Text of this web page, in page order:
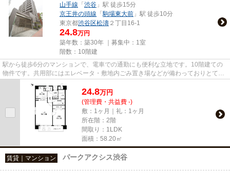
山手線 「渋谷 」駅 徒歩15分
京王井の頭線 「駒場東大前 」駅 徒歩10分
東京都渋谷区松濤 ２丁目16-1
24.8万円
築年数：築30年 ｜募集中： 1室
階数：10階建
駅から徒歩6分のマンションで、電車での通勤にも便利な立地です。10階建ての
物件です。共用部にはエレベータ・敷地内ごみ置き場などが備わっておりとても
充実しています。当物件は空家...
24.8万円
(管理費・共益費 -)
敷：1ヶ月｜礼：1ヶ月
所在階：2階
間取り：1LDK
面積：58.20㎡
賃貸｜マンション パークアクシス渋谷